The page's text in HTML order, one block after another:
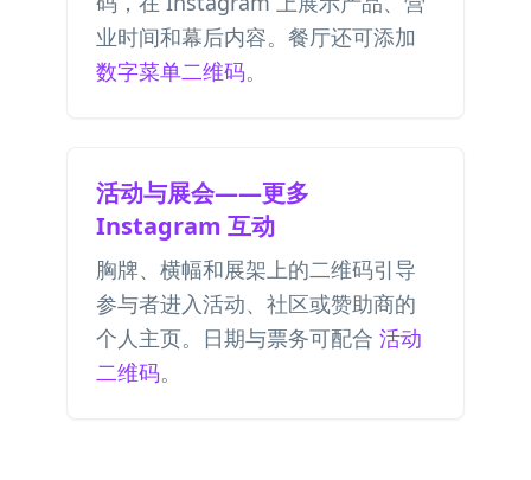
业时间和幕后内容。餐厅还可添加
数字菜单二维码。
活动与展会——更多
Instagram 互动
胸牌、横幅和展架上的二维码引导
参与者进入活动、社区或赞助商的
个人主页。日期与票务可配合 活动
二维码。